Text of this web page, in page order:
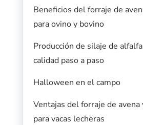
Beneficios del forraje de
para ovino y bovino
Producción de silaje de
calidad paso a paso
Halloween en el campo
Ventajas del forraje de avena
para vacas lecheras